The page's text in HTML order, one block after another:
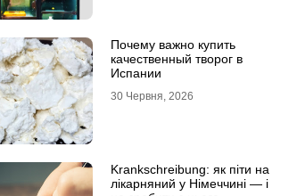
Почему важно купить
качественный творог в
Испании
30 Червня, 2026
Krankschreibung: як піти на
лікарняний у Німеччині — і